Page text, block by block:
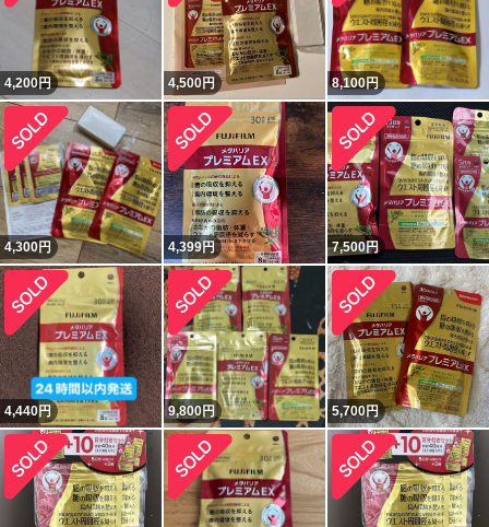
4,200円 4,500円 8,100円
4,300円 4,399円 7,500円
4,440円 9,800円 5,700円